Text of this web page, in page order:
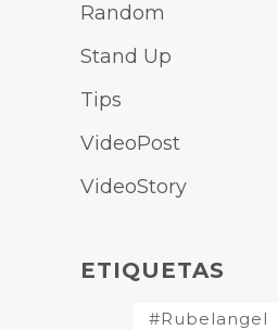
Random
Stand Up
Tips
VideoPost
VideoStory
ETIQUETAS
#Rubelangel